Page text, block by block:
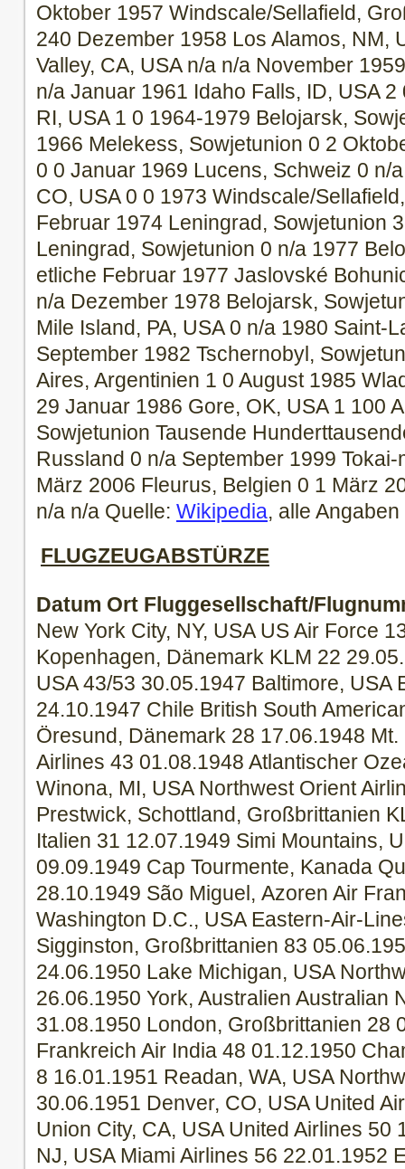
Oktober 1957 Windscale/Sellafield,
240 Dezember 1958 Los Alamos, NM,
Valley, CA, USA n/a n/a November
n/a Januar 1961 Idaho Falls, ID, USA
RI, USA 1 0 1964-1979 Belojarsk,
1966 Melekess, Sowjetunion 0 2
0 0 Januar 1969 Lucens, Schweiz 0 n/
CO, USA 0 0 1973 Windscale/
Februar 1974 Leningrad, Sowjetunion
Leningrad, Sowjetunion 0 n/a 1977
etliche Februar 1977 Jaslovské
n/a Dezember 1978 Belojarsk,
Mile Island, PA, USA 0 n/a 1980 Saint-
September 1982 Tschernobyl,
Aires, Argentinien 1 0 August 1985
29 Januar 1986 Gore, OK, USA 1 100
Sowjetunion Tausende
Russland 0 n/a September 1999
März 2006 Fleurus, Belgien 0 1 März
n/a n/a Quelle: Wikipedia, alle
FLUGZEUGABSTÜRZE
Datum Ort Fluggesellschaft/
New York City, NY, USA US Air Force
Kopenhagen, Dänemark KLM 22
USA 43/53 30.05.1947 Baltimore, USA
24.10.1947 Chile British South
Öresund, Dänemark 28 17.06.1948
Airlines 43 01.08.1948 Atlantischer
Winona, MI, USA Northwest Orient
Prestwick, Schottland, Großbrittanien
Italien 31 12.07.1949 Simi Mountains,
09.09.1949 Cap Tourmente, Kanada
28.10.1949 São Miguel, Azoren Air
Washington D.C., USA Eastern-Air-
Sigginston, Großbrittanien 83
24.06.1950 Lake Michigan, USA
26.06.1950 York, Australien Australian
31.08.1950 London, Großbrittanien 28
Frankreich Air India 48 01.12.1950
8 16.01.1951 Readan, WA, USA
30.06.1951 Denver, CO, USA United
Union City, CA, USA United Airlines 50
NJ, USA Miami Airlines 56 22.01.1952